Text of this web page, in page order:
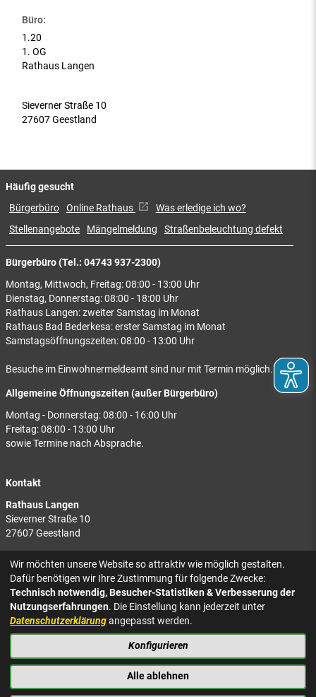
Büro:
1.20
1. OG
Rathaus Langen
Sieverner Straße 10
27607 Geestland
Bürgerbüro (Tel.: 04743 937-2300)
Montag, Mittwoch, Freitag: 08:00 - 13:00 Uhr
Dienstag, Donnerstag: 08:00 - 18:00 Uhr
Rathaus Langen: zweiter Samstag im Monat
Rathaus Bad Bederkesa: erster Samstag im Monat
Samstagsöffnungszeiten: 08:00 - 13:00 Uhr
Besuche im Einwohnermeldeamt sind nur mit Termin möglich.
Allgemeine Öffnungszeiten (außer Bürgerbüro)
Montag - Donnerstag: 08:00 - 16:00 Uhr
Freitag: 08:00 - 13:00 Uhr
sowie Termine nach Absprache.
Kontakt
Rathaus Langen
Sieverner Straße 10
27607 Geestland
Rathaus Bad Bederkesa
Am Markt 8
27624 Geestland
Tel.: 04743 937-2300
Häufig gesucht
Bürgerbüro Online Rathaus
Was erledige ich wo?
Stellenangebote
Mängelmeldung Straßenbeleuchtung defekt
KONTAKT
IMPRESSUM
NACH OBEN
Wir möchten unsere Website so attraktiv wie möglich gestalten.
Dafür benötigen wir Ihre Zustimmung für folgende Zwecke:
Technisch notwendig, Besucher-Statistiken & Verbesserung der
Nutzungserfahrungen. Die Einstellung kann jederzeit unter
Datenschutzerklärungangepasst werden.
Konfigurieren
Alle ablehnen